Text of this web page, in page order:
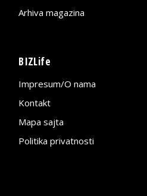
Arhiva magazina
BIZLife
Impresum/O nama
Kontakt
Mapa sajta
Politika privatnosti